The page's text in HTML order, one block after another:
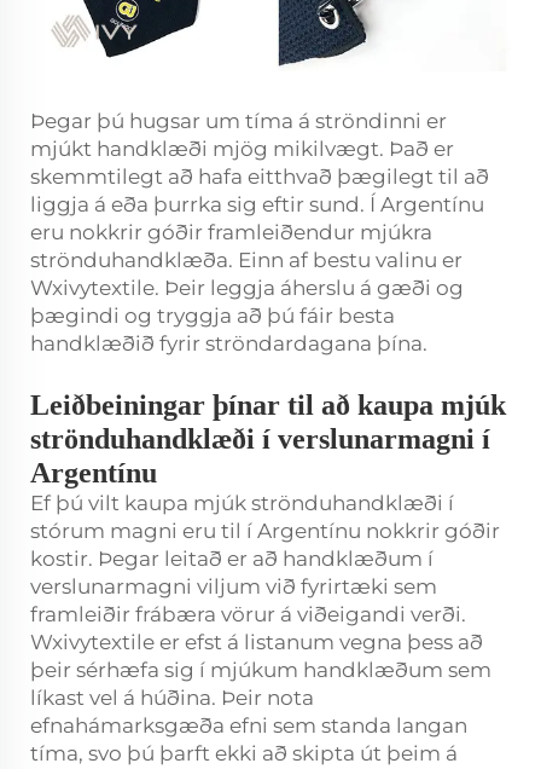
Þegar þú hugsar um tíma á ströndinni er
mjúkt handklæði mjög mikilvægt. Það er
skemmtilegt að hafa eitthvað þægilegt til að
liggja á eða þurrka sig eftir sund. Í Argentínu
eru nokkrir góðir framleiðendur mjúkra
strönduhandklæða. Einn af bestu valinu er
Wxivytextile. Þeir leggja áherslu á gæði og
þægindi og tryggja að þú fáir besta
handklæðið fyrir ströndardagana þína.
Leiðbeiningar þínar til að kaupa mjúk
strönduhandklæði í verslunarmagni í
Argentínu
Ef þú vilt kaupa mjúk strönduhandklæði í
stórum magni eru til í Argentínu nokkrir góðir
kostir. Þegar leitað er að handklæðum í
verslunarmagni viljum við fyrirtæki sem
framleiðir frábæra vörur á viðeigandi verði.
Wxivytextile er efst á listanum vegna þess að
þeir sérhæfa sig í mjúkum handklæðum sem
líkast vel á húðina. Þeir nota
efnahámarksgæða efni sem standa langan
tíma, svo þú þarft ekki að skipta út þeim á